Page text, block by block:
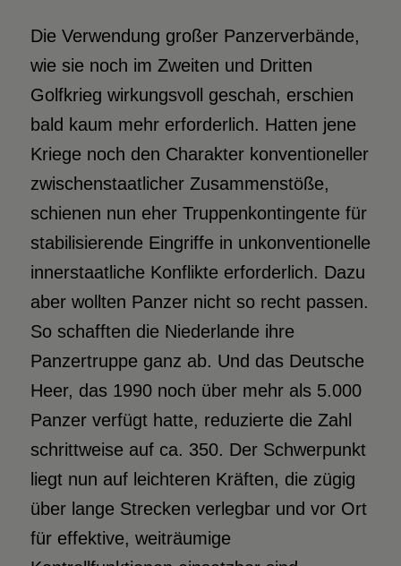
Die Verwendung großer Panzerverbände,
wie sie noch im Zweiten und Dritten
Golfkrieg wirkungsvoll geschah, erschien
bald kaum mehr erforderlich. Hatten jene
Kriege noch den Charakter konventioneller
zwischenstaatlicher Zusammenstöße,
schienen nun eher Truppenkontingente für
stabilisierende Eingriffe in unkonventionelle
innerstaatliche Konflikte erforderlich. Dazu
aber wollten Panzer nicht so recht passen.
So schafften die Niederlande ihre
Panzertruppe ganz ab. Und das Deutsche
Heer, das 1990 noch über mehr als 5.000
Panzer verfügt hatte, reduzierte die Zahl
schrittweise auf ca. 350. Der Schwerpunkt
liegt nun auf leichteren Kräften, die zügig
über lange Strecken verlegbar und vor Ort
für effektive, weiträumige